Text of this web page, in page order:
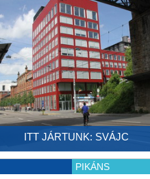
ITT JÁRTUNK: SVÁJC
PIKÁNS